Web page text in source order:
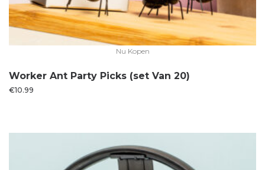
Nu Kopen
Worker Ant Party Picks (set Van 20)
€10.99